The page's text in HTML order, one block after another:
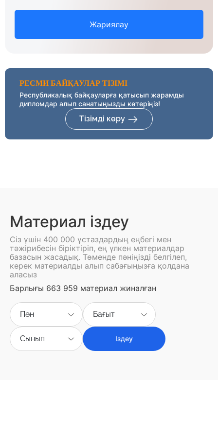
Жариялау
РЕСМИ БАЙҚАУЛАР ТІЗІМІ
Республикалық байқауларға қатысып жарамды
дипломдар алып санатыңызды көтеріңіз!
Тізімді көру
Материал іздеу
Сіз үшін 400 000 ұстаздардың еңбегі мен
тәжірибесін біріктіріп, ең үлкен материалдар
базасын жасадық. Төменде пәніңізді белгілеп,
керек материалды алып сабағыңызға қолдана
аласыз
Барлығы 663 959 материал жиналған
Пән Бағыт
Сынып Іздеу